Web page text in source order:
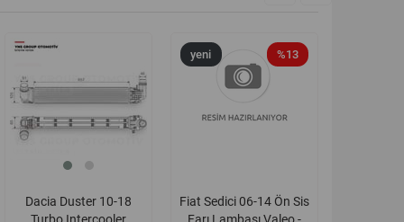
Dacia Duster 10-18
Turbo Intercooler
yeni
ürün
Fiat Sedici 06-14 Ön Sis
Farı Lambası Valeo -
%13
yeni